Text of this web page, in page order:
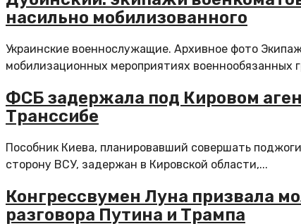
насильно мобилизованного
Украинские военнослужащие. Архивное фото
мобилизационных мероприятиях военнообязанных
ФСБ задержала под Кировом
Транссибе
Пособник Киева, планировавший совершать
сторону ВСУ, задержан в Кировской области,...
Конгрессвумен Луна призвала
разговора Путина и Трампа